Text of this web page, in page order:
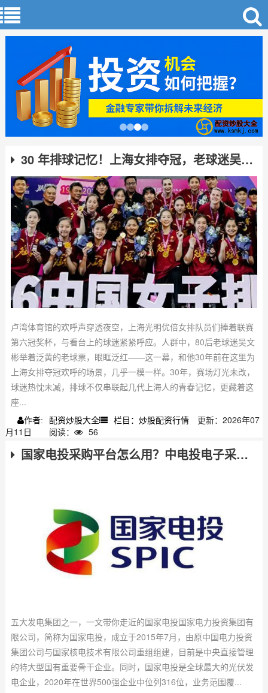
30 年排球记忆！上海女排夺冠，老球迷吴文彬泪目
卢湾体育馆的欢呼声穿透夜空，上海光明优倍女排队员们捧着联赛
第六冠奖杯，与看台上的球迷紧紧呼应。人群中，80后老球迷吴文
彬举着泛黄的老球票，眼眶泛红——这一幕，和他30年前在这里为
上海女排夺冠欢呼的场景，几乎一模一样。30年，赛场灯光未改，
球迷热忱未减，排球不仅串联起几代上海人的青春记忆，更藏着这
座...
作者: 配资炒股大全 栏目：炒股配资行情
更新：2026年07
月11日
阅读： 56
国家电投采购平台怎么用？中电投电子采购指南
五大发电集团之一，一文带你走近的国家电投国家电力投资集团有
限公司，简称为国家电投，成立于2015年7月，由原中国电力投资
集团公司与国家核电技术有限公司重组组建，目前是中央直接管理
的特大型国有重要骨干企业。同时，国家电投是全球最大的光伏发
电企业，2020年在世界500强企业中位列316位，业务范围覆...